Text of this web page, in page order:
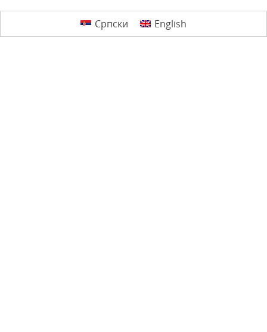
Српски English